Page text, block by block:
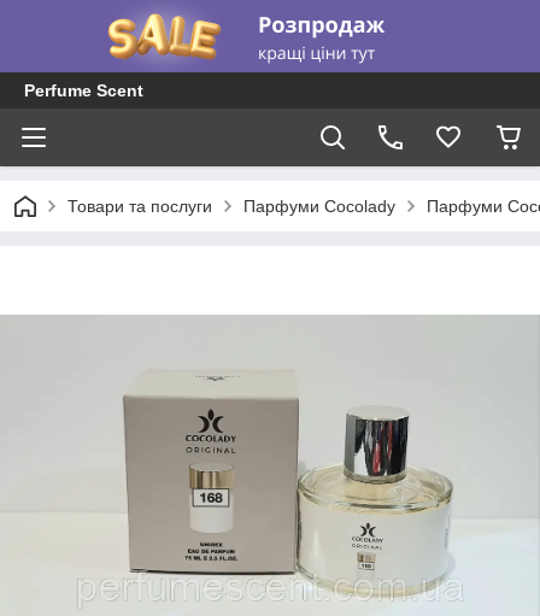
Perfume Scent
Товари та послуги Парфуми Cocolady Парфуми